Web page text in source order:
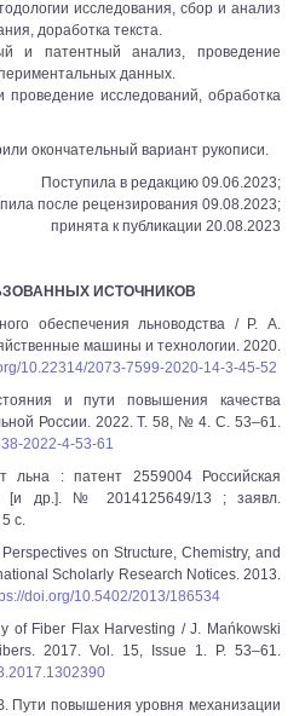
исследования, сбор и анализ
доработка текста.
и патентный анализ, проведение
данных.
проведение исследований, обработка
окончательный вариант рукописи.
Поступила в редакцию 09.06.2023;
после рецензирования 09.08.2023;
принята к публикации 20.08.2023
ИСТОЧНИКОВ
обеспечения льноводства / Р. А.
машины и технологии. 2020.
10.22314/2073-7599-2020-14-3-45-52
и пути повышения качества
России. 2022. Т. 58, № 4. С. 53–61.
2022-4-53-61
льна : патент 2559004 Российская
[и др.]. № 2014125649/13 ; заявл.
с.
on Structure, Chemistry, and
Scholarly Research Notices. 2013.
doi.org/10.5402/2013/186534
of Fiber Flax Harvesting / J. Mańkowski
2017. Vol. 15, Issue 1. P. 53–61.
повышения уровня механизации